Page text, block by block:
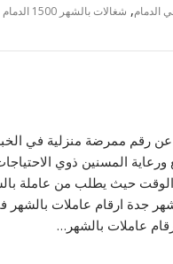
الدمام, شغالات بالشهر 1500 الدمام
عن رقم ممرضة منزلية في
المسنين ذوي
حيث يطلب من عاملة
جدة ارقام عاملات
عاملات بالشهر…